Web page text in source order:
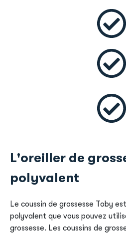
L'oreiller de
polyvalent
Le coussin de grossesse Toby
polyvalent que vous pouvez
grossesse. Les coussins de